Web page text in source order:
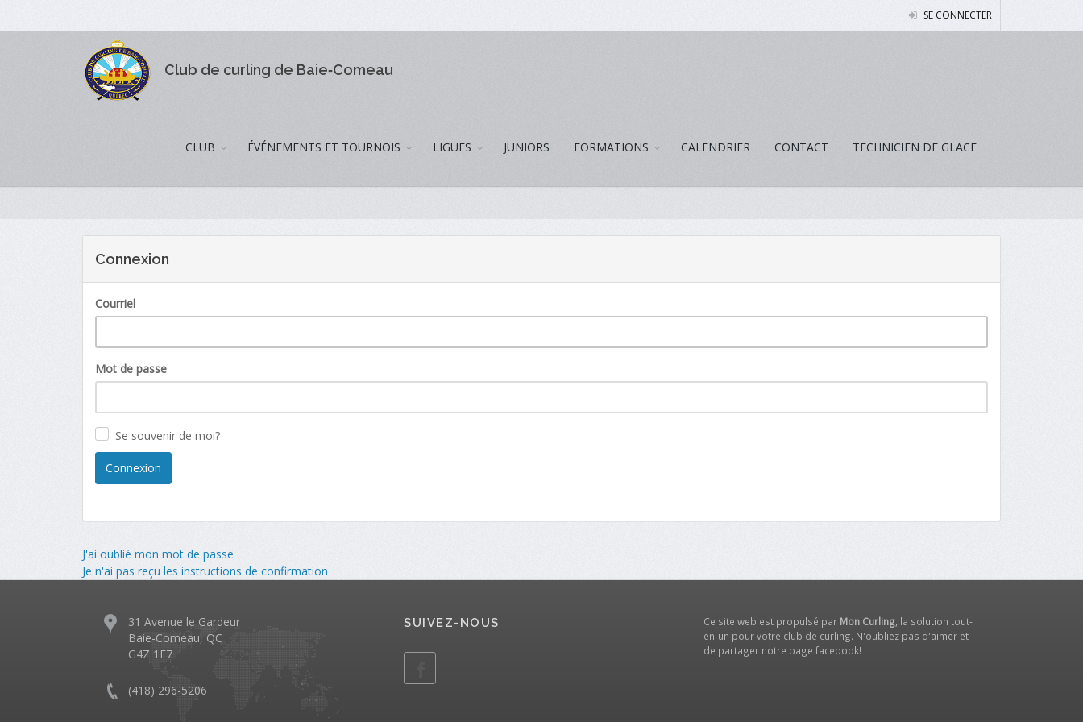
SE CONNECTER
Club de curling de Baie‑Comeau
CLUB ÉVÉNEMENTS ET TOURNOIS LIGUES JUNIORS FORMATIONS CALENDRIER CONTACT TECHNICIEN DE GLACE
Connexion
Courriel
Mot de passe
Se souvenir de moi?
J'ai oublié mon mot de passe
Je n'ai pas reçu les instructions de confirmation
31 Avenue le Gardeur
Baie-Comeau, QC
G4Z 1E7
(418) 296-5206
SUIVEZ-NOUS Ce site web est propulsé par Mon Curling , la solution tout-
en-un pour votre club de curling. N'oubliez pas d'aimer et
de partager notre page facebook!